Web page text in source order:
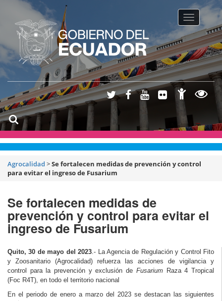
Toggle
Agrocalidad >Se fortalecen medidas de prevención y control
para evitar el ingreso de Fusarium
Se fortalecen medidas de
prevención y control para evitar el
ingreso de Fusarium
Quito, 30 de mayo del 2023.- La Agencia de Regulación y Control Fito
y Zoosanitario (Agrocalidad) refuerza las acciones de vigilancia y
control para la prevención y exclusión de Fusarium Raza 4 Tropical
(Foc R4T), en todo el territorio nacional
En el periodo de enero a marzo del 2023 se destacan las siguientes